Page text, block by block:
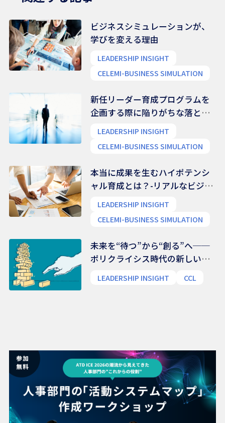
ビジネスシミュレーションが、
学びを変える理由
LEADERSHIP INSIGHT
CELEMI-BUSINESS SIMULATION
新任リーダー育成プログラムを
企画する際に陥りがちな落とし
LEADERSHIP INSIGHT
CELEMI-BUSINESS SIMULATION
本当に成果を生むハイポテンシ
ャル育成とは？-リアルなビジネ
LEADERSHIP INSIGHT
CELEMI-BUSINESS SIMULATION
未来を“待つ”から“創る”へ──
ポリクライシス時代の新しいリ
LEADERSHIP INSIGHT CCL